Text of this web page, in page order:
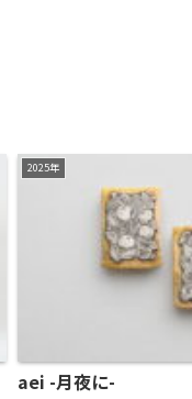
2025年
aei -月夜に-